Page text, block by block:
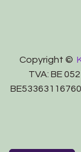
Copyright ©
TVA: BE